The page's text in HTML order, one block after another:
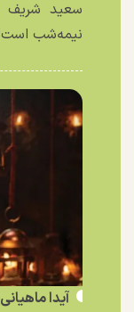
سعید شریف
نیمه‌شب
آیدا